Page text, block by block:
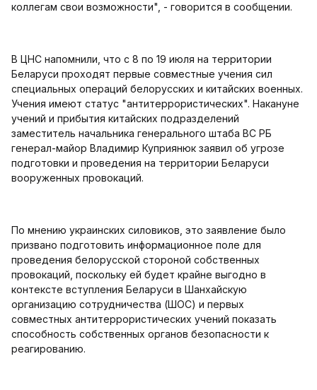
коллегам свои возможности", - говорится в сообщении.
В ЦНС напомнили, что с 8 по 19 июля на территории
Беларуси проходят первые совместные учения сил
специальных операций белорусских и китайских военных.
Учения имеют статус "антитеррористических". Накануне
учений и прибытия китайских подразделений
заместитель начальника генерального штаба ВС РБ
генерал-майор Владимир Куприянюк заявил об угрозе
подготовки и проведения на территории Беларуси
вооруженных провокаций.
По мнению украинских силовиков, это заявление было
призвано подготовить информационное поле для
проведения белорусской стороной собственных
провокаций, поскольку ей будет крайне выгодно в
контексте вступления Беларуси в Шанхайскую
организацию сотрудничества (ШОС) и первых
совместных антитеррористических учений показать
способность собственных органов безопасности к
реагированию.